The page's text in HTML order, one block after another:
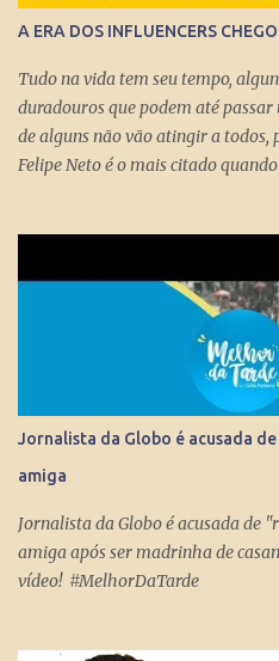
dos principais repórteres, fazendo
Nacional, Esporte Espetacular.
A ERA DOS INFLUENCERS
Tudo na vida tem seu tempo,
duradouros que podem até passar
de alguns não vão atingir a todos,
Felipe Neto é o mais citado
imediatamente, mas com certeza
logo logo. A Rede Mundial de
cidadão tenha seus próprios
uma rádio online, blog ou mesmo
levem qualquer mensagem para
em celebridades e até criar
Jornalista da Globo é acusada
amiga
Jornalista da Globo é acusada
amiga após ser madrinha de
vídeo! #MelhorDaTarde